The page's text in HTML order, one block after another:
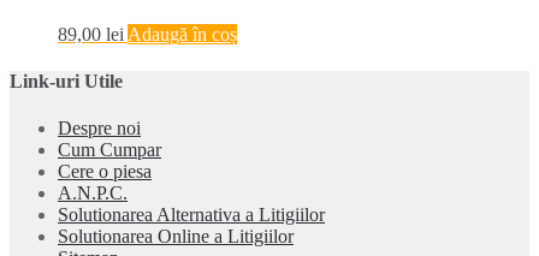
89,00 lei Adaugă în coș
Link-uri Utile
Despre noi
Cum Cumpar
Cere o piesa
A.N.P.C.
Solutionarea Alternativa a Litigiilor
Solutionarea Online a Litigiilor